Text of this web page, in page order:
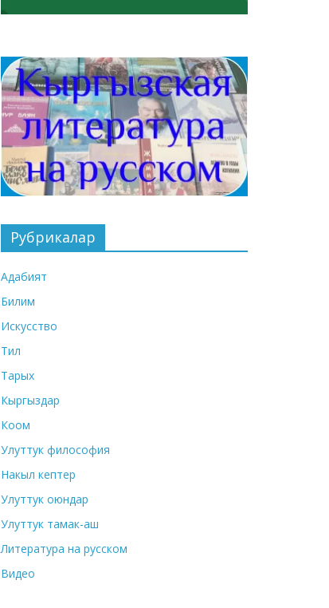
Рубрикалар
Адабият
Билим
Искусство
Тил
Тарых
Кыргыздар
Коом
Улуттук философия
Накыл кептер
Улуттук оюндар
Улуттук тамак-аш
Литература на русском
Видео